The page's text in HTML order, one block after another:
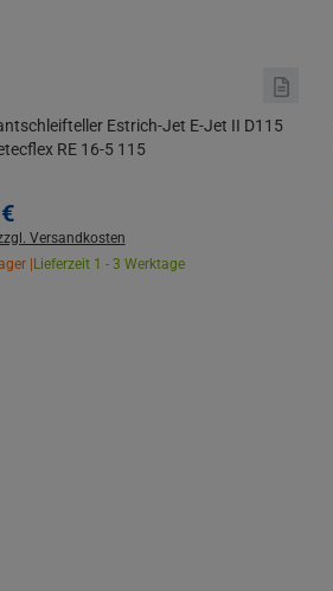
Estrich-Jet E-Jet II D115
RE 16-5 115
€
Versandkosten
| Lieferzeit 1 - 3 Werktage